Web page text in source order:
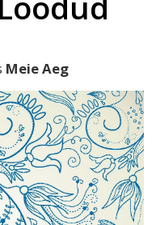
Logi sisse või registreeru
Meie Aeg